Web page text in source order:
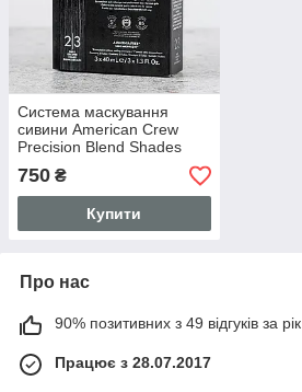
Система маскування
сивини American Crew
Precision Blend Shades
750 ₴
Купити
Про нас
90% позитивних з 49 відгуків за рік
Працює з 28.07.2017